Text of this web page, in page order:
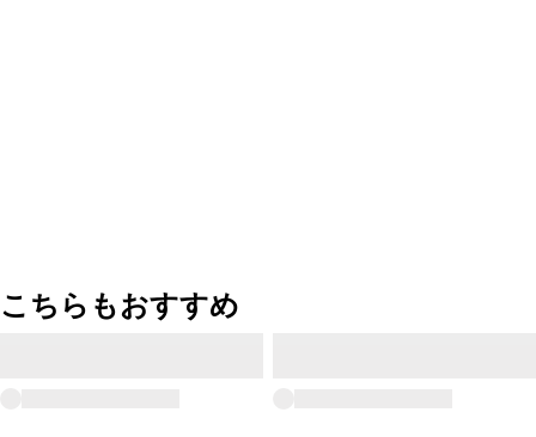
こちらもおすすめ